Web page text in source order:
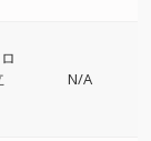
N/A